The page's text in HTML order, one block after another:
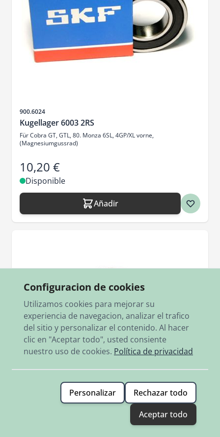
SKU
900.6024
Kugellager 6003 2RS
Für Cobra GT, GTL, 80. Monza 6SL, 4GP/XL vorne,
(Magnesiumgussrad)
10,20 €
Disponible
Añadir
Configuracion de cookies
Utilizamos cookies para mejorar su
experiencia de navegacion, analizar el trafico
del sitio y personalizar el contenido. Al hacer
clic en "Aceptar todo", usted consiente
nuestro uso de cookies. Política de privacidad
Personalizar
Rechazar todo
Aceptar todo